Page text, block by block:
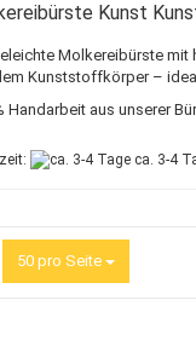
Kunst
Molkereibürste mit
Kunststoffkörper –
Handarbeit aus unserer
ca. 3-4
50 pro Seite
pro Seite